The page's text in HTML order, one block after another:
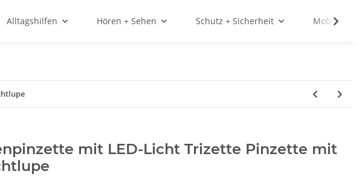
Alltagshilfen Hören + Sehen Schutz + Sicherheit Mobilität
mit LED-Licht Trizette Pinzette mit